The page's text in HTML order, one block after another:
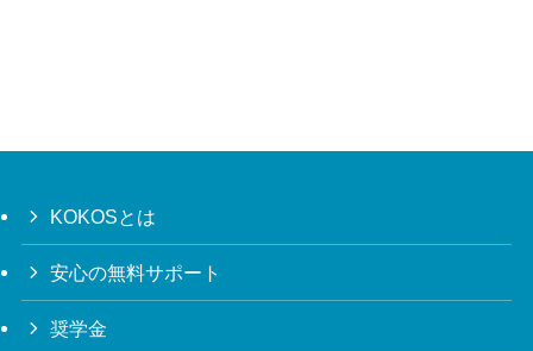
KOKOSとは
安心の無料サポート
奨学金